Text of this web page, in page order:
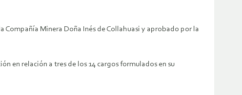
Minera Doña Inés de Collahuasi y aprobado por la
en relación a tres de los 14 cargos formulados en su